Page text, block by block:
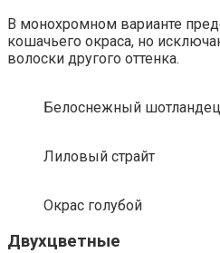
В монохромном варианте
кошачьего окраса, но
волоски другого оттенка.
Белоснежный шотландец
Лиловый страйт
Окрас голубой
Двухцветные